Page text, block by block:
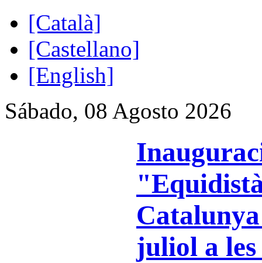
[Català]
[Castellano]
[English]
Sábado, 08 Agosto 2026
juliol a les